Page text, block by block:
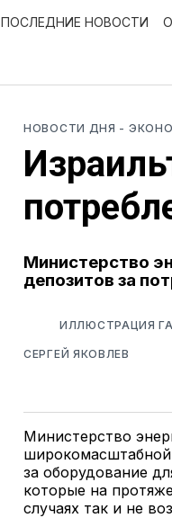
ПОСЛЕДНИЕ НОВОСТИ
НОВОСТИ ДНЯ -
Министерство
депозитов за
ИЛЛЮСТРАЦИЯ
СЕРГЕЙ ЯКОВЛЕВ
Министерство
за оборудование
которые на
случаях так и не